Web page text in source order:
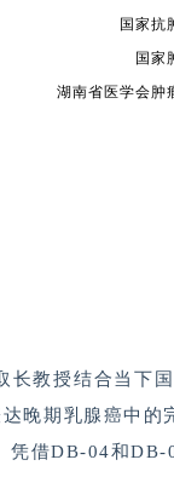
国家抗
国家
湖南省医学会肿
长教授结合当下
晚期乳腺癌中
凭借DB-04和